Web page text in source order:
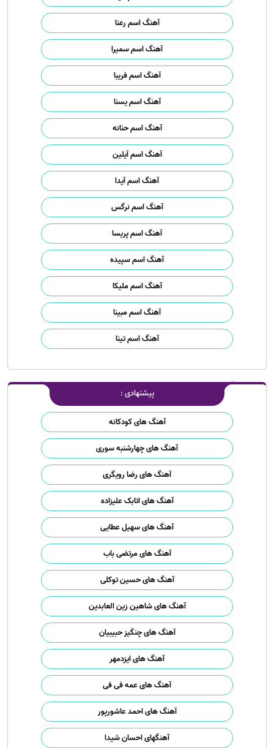
آهنگ اسم رعنا
آهنگ اسم سمیرا
آهنگ اسم فریبا
آهنگ اسم یسنا
آهنگ اسم حنانه
آهنگ اسم آیلین
آهنگ اسم آیدا
آهنگ اسم نرگس
آهنگ اسم پریسا
آهنگ اسم سپیده
آهنگ اسم ملیکا
آهنگ اسم مبینا
آهنگ اسم تینا
پیشنهادی :
آهنگ های کودکانه
آهنگ های چهارشنبه سوری
آهنگ های رضا رویگری
آهنگ های اتابک علیزاده
آهنگ های سهیل عطایی
آهنگ های مرتضی باب
آهنگ های حسین توکلی
آهنگ های شاهین زین العابدین
آهنگ های چنگیز حبیبیان
آهنگ های ایزدمهر
آهنگ های عمه فی فی
آهنگ های احمد عاشورپور
آهنگهای احسان شیدا